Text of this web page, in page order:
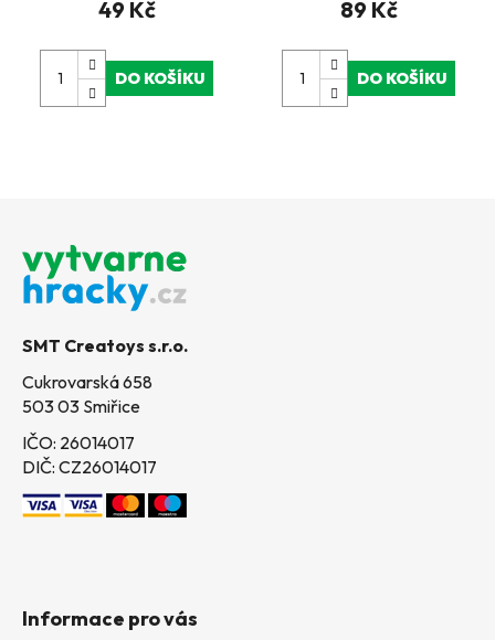
49 Kč
DO KOŠÍKU
89 Kč
DO KOŠÍKU
SMT Creatoys s.r.o.
Cukrovarská 658
503 03 Smiřice
IČO: 26014017
DIČ: CZ26014017
Informace pro vás